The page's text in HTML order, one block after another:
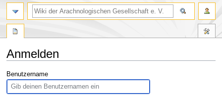
Anmelden
Zur
Navigation
springen
Zur
Suche
springen
Benutzername